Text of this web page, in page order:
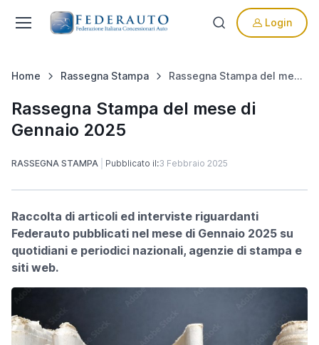
Login
Home Rassegna Stampa Rassegna Stampa del mese di Gennaio 2025
Rassegna Stampa del mese di
Gennaio 2025
RASSEGNA STAMPA Pubblicato il:3 Febbraio 2025
Raccolta di articoli ed interviste riguardanti
Federauto pubblicati nel mese di Gennaio 2025 su
quotidiani e periodici nazionali, agenzie di stampa e
siti web.